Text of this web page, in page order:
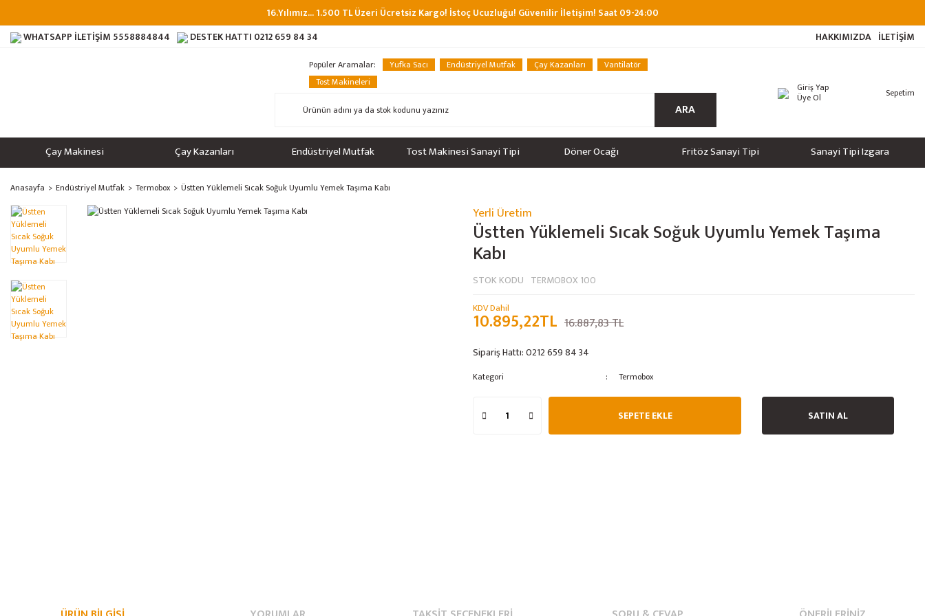
16.Yılımız... 1.500 TL Üzeri Ücretsiz Kargo! İstoç Ucuzluğu! Güvenilir İletişim! Saat 09-24:00
WHATSAPP İLETİŞİM 5558884844 DESTEK HATTI 0212 659 84 34 HAKKIMIZDA İLETİŞİM
Popüler Aramalar: Yufka Sacı Endüstriyel Mutfak Çay Kazanları
Vantilatör
Tost Makineleri
ARA
Giriş Yap
Üye Ol Sepetim
Çay Makinesi Çay Kazanları Endüstriyel Mutfak Tost Makinesi Sanayi Tipi Döner Ocağı Fritöz Sanayi Tipi Sanayi Tipi Izgara
Anasayfa Endüstriyel Mutfak Termobox Üstten Yüklemeli Sıcak Soğuk Uyumlu Yemek Taşıma Kabı
Yerli Üretim
Üstten Yüklemeli Sıcak Soğuk Uyumlu Yemek Taşıma
Kabı
STOK KODU TERMOBOX 100
KDV Dahil
10.895,22TL 16.887,83 TL
Sipariş Hattı:0212 659 84 34
Kategori Termobox
SEPETE EKLE SATIN AL